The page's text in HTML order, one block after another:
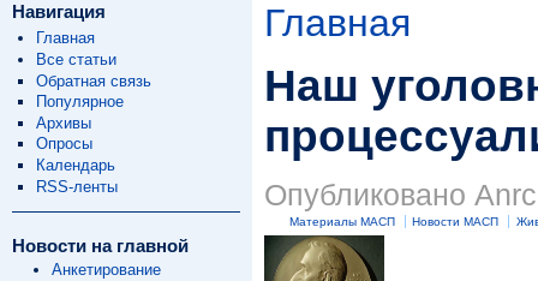
Навигация
Главная
Все статьи
Обратная связь
Популярное
Архивы
Опросы
Календарь
RSS-ленты
Новости на главной
Анкетирование
Главная
Наш
Опубликовано
Материалы МАСП Новости МАСП